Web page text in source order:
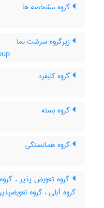
گروه مشخصه ها
زیرگروه سرشت نما
گروه کلیفرد
گروه بسته
گروه همانستگی
گروه تعویض پذیر ،
گروه آبلی ، گروه